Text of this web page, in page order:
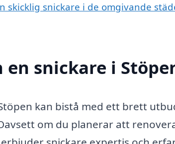
skicklig snickare i de omgivande
en snickare i
kan bistå med ett brett
om du planerar att